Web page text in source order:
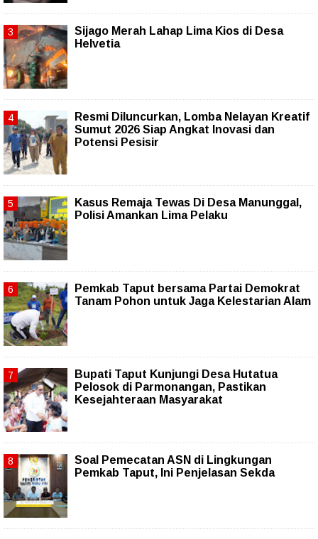
Sijago Merah Lahap Lima Kios di Desa
Helvetia
Resmi Diluncurkan, Lomba Nelayan Kreatif
Sumut 2026 Siap Angkat Inovasi dan
Potensi Pesisir
Kasus Remaja Tewas Di Desa Manunggal,
Polisi Amankan Lima Pelaku
Pemkab Taput bersama Partai Demokrat
Tanam Pohon untuk Jaga Kelestarian Alam
Bupati Taput Kunjungi Desa Hutatua
Pelosok di Parmonangan, Pastikan
Kesejahteraan Masyarakat
Soal Pemecatan ASN di Lingkungan
Pemkab Taput, Ini Penjelasan Sekda